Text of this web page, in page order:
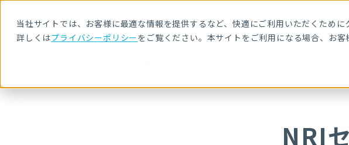
当社サイトでは、お客様に最適な情報を提供するなど、快適にご利用いただくため
詳しくはプライバシーポリシーをご覧ください。本サイトをご利用になる場合、お客
サービス・製品
NRI